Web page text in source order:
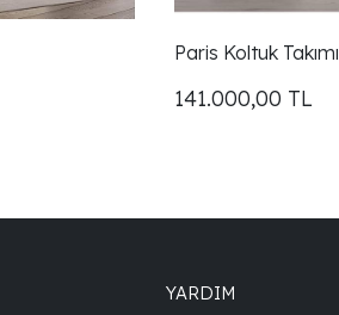
Paris Koltuk Takımı
141.000,00 TL
YARDIM